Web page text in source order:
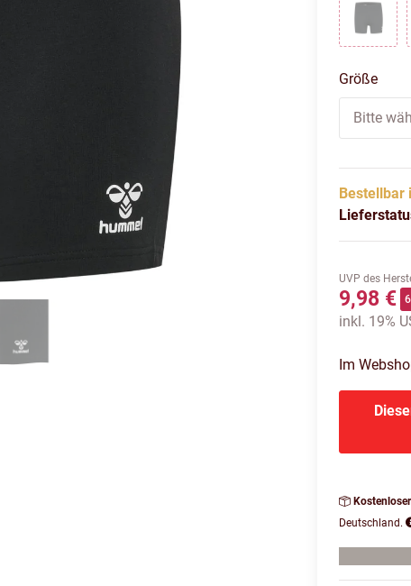
Größe
Bitte
Bestellbar
UVP des
9,98 €
inkl. 19%
Im
Deutschland.